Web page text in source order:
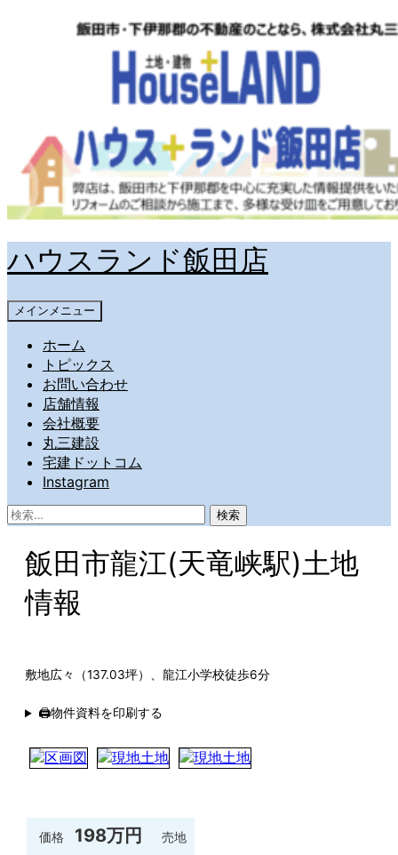
ハウスランド飯田店
検
索
メインメニュー
ホーム
トピックス
お問い合わせ
店舗情報
会社概要
丸三建設
宅建ドットコム
Instagram
検
索:
飯田市龍江(天竜峡駅)土地
情報
敷地広々（137.03坪）、龍江小学校徒歩6分
🖨物件資料を印刷する
価格 198万円 売地